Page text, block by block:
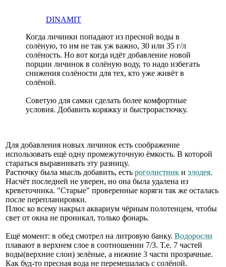
DINAMIT
Когда личинки попадают из пресной воды в
солёную, то им не так уж важно, 30 или 35 г/л
солёность. Но вот когда идёт добавление новой
порции личинок в солёную воду, то надо избегать
снижения солёности для тех, кто уже живёт в
солёной.
Советую для самки сделать более комфортные
условия. Добавить коряжку и быстрорастючку.
Для добавления новых личинок есть соображение
использовать ещё одну промежуточную ёмкость. В которой
стараться выравнивать эту разницу.
Растючку была мысль добавить, есть роголистник и элодея.
Насчёт последней не уверен, но она была удалена из
креветочника. "Старые" проверенные коряги так же осталась
после перепланировки.
Плюс ко всему накрыл аквариум чёрным полотенцем, чтобы
свет от окна не проникал, только фонарь.
Ещё момент: в обед смотрел на литровую банку. Водоросли
плавают в верхнем слое в соотношении 7/3. Т.е. 7 частей
воды(верхние слои) зелёные, а нижние 3 части прозрачные.
Как буд-то пресная вода не перемешалась с солёной.